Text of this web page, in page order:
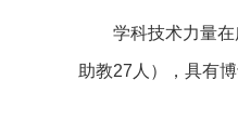
学科技术力量
助教27人），具有